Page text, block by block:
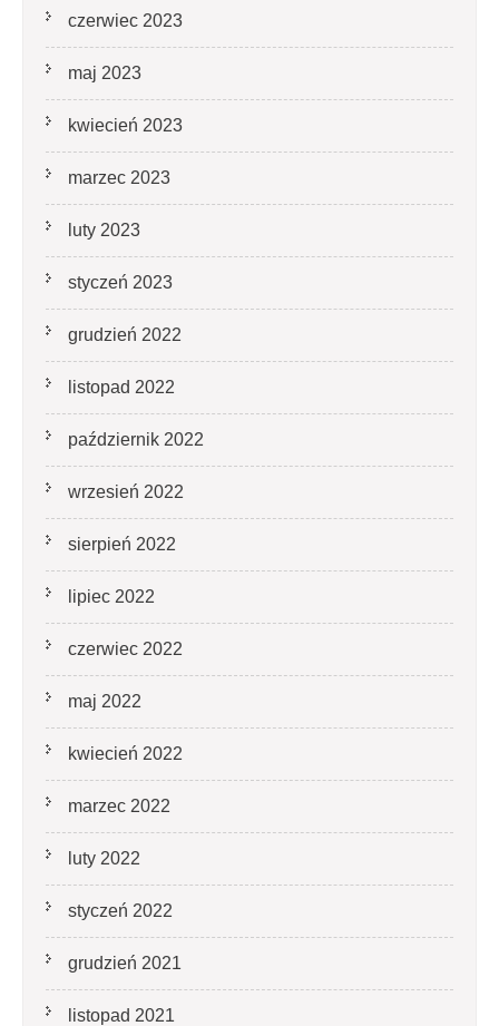
czerwiec 2023
maj 2023
kwiecień 2023
marzec 2023
luty 2023
styczeń 2023
grudzień 2022
listopad 2022
październik 2022
wrzesień 2022
sierpień 2022
lipiec 2022
czerwiec 2022
maj 2022
kwiecień 2022
marzec 2022
luty 2022
styczeń 2022
grudzień 2021
listopad 2021